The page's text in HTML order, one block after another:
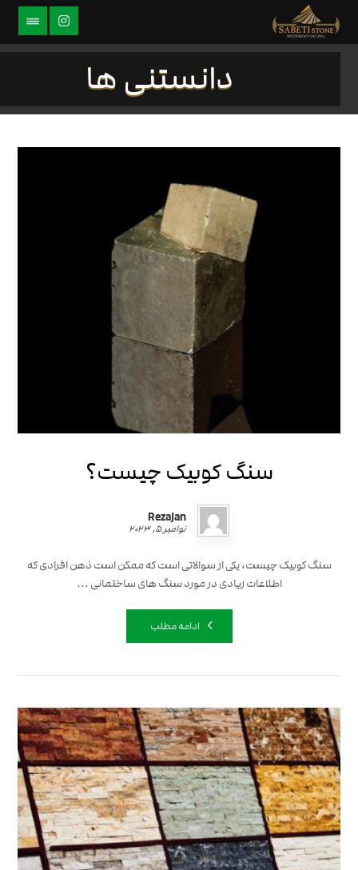
دانستنی ها
سنگ کوبیک چیست؟
RezaJan
نوامبر ۵, ۲۰۲۳
سنگ کوبیک چیست، یکی از سوالاتی است که ممکن است ذهن افرادی که
اطلاعات زیادی در مورد سنگ های ساختمانی ...
ادامه مطلب